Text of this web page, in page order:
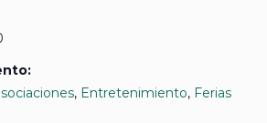
, Entretenimiento, Ferias